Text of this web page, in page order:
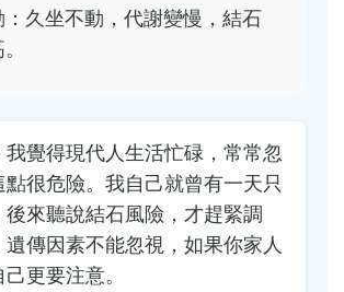
：久坐不動，代謝變慢，結石
我覺得現代人生活忙碌，常常忽
很危險。我自己就曾有一天只
後來聽說結石風險，才趕緊調
傳因素不能忽視，如果你家人
更要注意。